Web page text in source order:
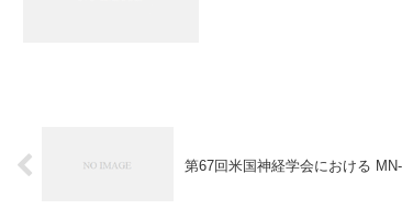
第67回米国神経学会における